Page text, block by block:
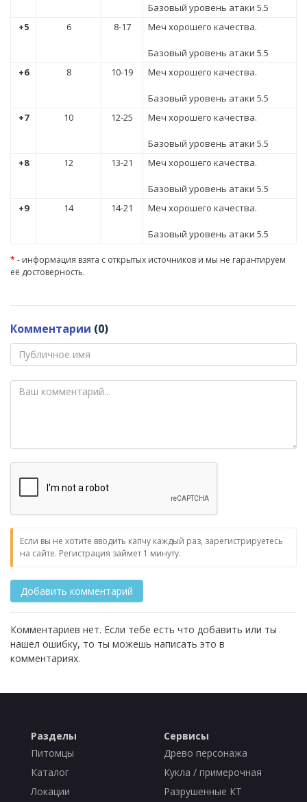
Базовый уровень атаки 5.5
+5
6 8-17 Меч хорошего качества.
Базовый уровень атаки 5.5
+6
8 10-19 Меч хорошего качества.
Базовый уровень атаки 5.5
+7
10 12-25 Меч хорошего качества.
Базовый уровень атаки 5.5
+8
12 13-21 Меч хорошего качества.
Базовый уровень атаки 5.5
+9
14 14-21 Меч хорошего качества.
Базовый уровень атаки 5.5
* - информация взята с открытых источников и мы не гарантируем
её достоверность.
Комментарии (0)
Если вы не хотите вводить капчу каждый раз, зарегистрируетесь
на сайте. Регистрация займет 1 минуту.
Комментариев нет. Если тебе есть что добавить или ты
нашел ошибку, то ты можешь написать это в
комментариях.
Разделы
Питомцы
Каталог
Локации
Сервисы
Древо персонажа
Кукла / примерочная
Разрушенные КТ